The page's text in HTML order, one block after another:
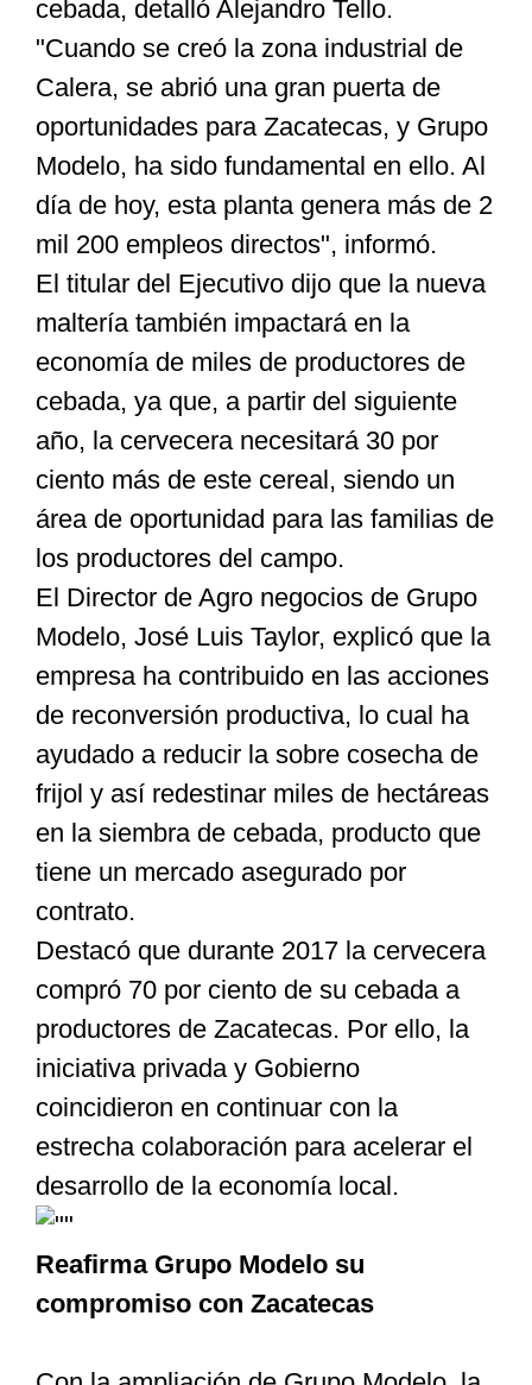
cebada, detalló Alejandro Tello.
"Cuando se creó la zona industrial de
Calera, se abrió una gran puerta de
oportunidades para Zacatecas, y Grupo
Modelo, ha sido fundamental en ello. Al
día de hoy, esta planta genera más de 2
mil 200 empleos directos", informó.
El titular del Ejecutivo dijo que la nueva
maltería también impactará en la
economía de miles de productores de
cebada, ya que, a partir del siguiente
año, la cervecera necesitará 30 por
ciento más de este cereal, siendo un
área de oportunidad para las familias de
los productores del campo.
El Director de Agro negocios de Grupo
Modelo, José Luis Taylor, explicó que la
empresa ha contribuido en las acciones
de reconversión productiva, lo cual ha
ayudado a reducir la sobre cosecha de
frijol y así redestinar miles de hectáreas
en la siembra de cebada, producto que
tiene un mercado asegurado por
contrato.
Destacó que durante 2017 la cervecera
compró 70 por ciento de su cebada a
productores de Zacatecas. Por ello, la
iniciativa privada y Gobierno
coincidieron en continuar con la
estrecha colaboración para acelerar el
desarrollo de la economía local.
Reafirma Grupo Modelo su
compromiso con Zacatecas